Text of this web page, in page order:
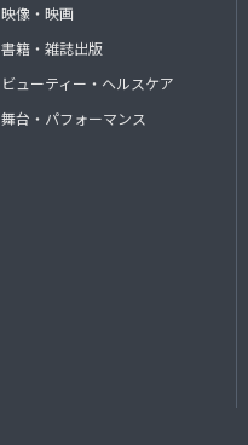
映像・映画
書籍・雑誌出版
ビューティー・ヘルスケア
舞台・パフォーマンス